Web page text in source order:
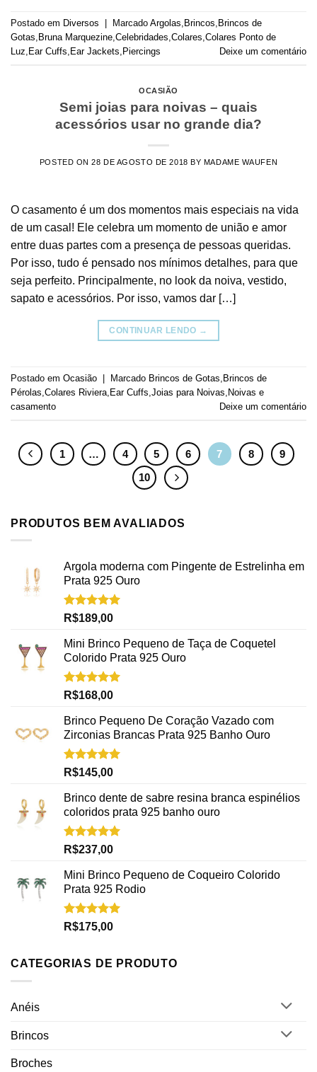
Postado em Diversos Marcado Argolas, Brincos, Brincos de
Gotas, Bruna Marquezine,Celebridades,Colares,Colares Ponto de
Luz, Ear Cuffs, Ear Jackets, Piercings Deixe um comentário
OCASIÃO
Semi joias para noivas – quais
acessórios usar no grande dia?
POSTED ON28 DE AGOSTO DE 2018 BY MADAME WAUFEN
O casamento é um dos momentos mais especiais na vida
de um casal! Ele celebra um momento de união e amor
entre duas partes com a presença de pessoas queridas.
Por isso, tudo é pensado nos mínimos detalhes, para que
seja perfeito. Principalmente, no look da noiva, vestido,
sapato e acessórios. Por isso, vamos dar […]
CONTINUAR LENDO →
Postado em Ocasião Marcado Brincos de Gotas Brincos de
Pérolas Colares Riviera Ear Cuffs Joias para Noivas Noivas e
casamento
Deixe um comentário
1 … 4 5 6 7 8
9
10
PRODUTOS BEM AVALIADOS
Argola moderna com Pingente de Estrelinha em
Prata 925 Ouro
Avaliação
R$189,00
Mini Brinco Pequeno de Taça de Coquetel
Colorido Prata 925 Ouro
Avaliação
R$168,00
Brinco Pequeno De Coração Vazado com
Zirconias Brancas Prata 925 Banho Ouro
Avaliação
R$145,00
Brinco dente de sabre resina branca espinélios
coloridos prata 925 banho ouro
Avaliação
R$237,00
Mini Brinco Pequeno de Coqueiro Colorido
Prata 925 Rodio
Avaliação
R$175,00
CATEGORIAS DE PRODUTO
Anéis
Brincos
Broches